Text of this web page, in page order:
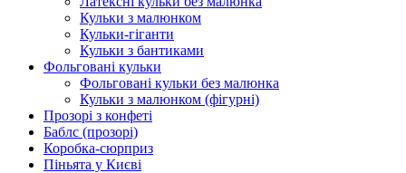
Кульки з малюнком
Кульки-гіганти
Кульки з бантиками
Фольговані кульки
Фольговані кульки без малюнка
Кульки з малюнком (фігурні)
Прозорі з конфеті
Баблс (прозорі)
Коробка-сюрприз
Піньята у Києві